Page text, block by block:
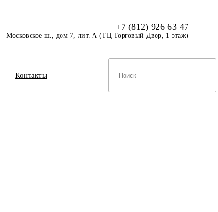
+7 (812) 926 63 47
Московское ш., дом 7, лит. А (ТЦ Торговый Двор, 1 этаж)
Контакты